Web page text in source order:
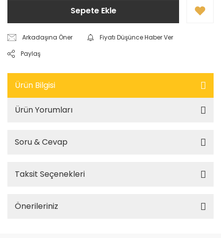
Sepete Ekle
Arkadaşına Öner
Fiyatı Düşünce Haber Ver
Paylaş
Ürün Bilgisi
Ürün Yorumları
Soru & Cevap
Taksit Seçenekleri
Önerileriniz